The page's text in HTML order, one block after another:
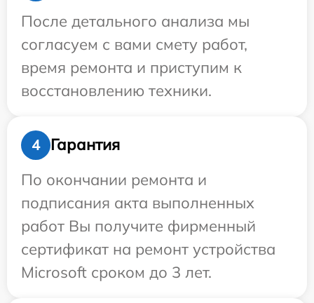
После детального анализа мы
согласуем с вами смету работ,
время ремонта и приступим к
восстановлению техники.
4
Гарантия
По окончании ремонта и
подписания акта выполненных
работ Вы получите фирменный
сертификат на ремонт устройства
Microsoft сроком до 3 лет.